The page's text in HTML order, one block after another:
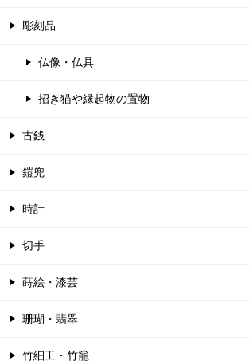
彫刻品
仏像・仏具
招き猫や縁起物の置物
古銭
鎧兜
時計
切手
蒔絵・漆芸
珊瑚・翡翠
竹細工・竹籠